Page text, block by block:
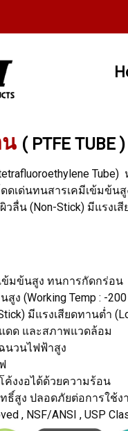
( PTFE TUBE )
เด่นทนสารเคมีเข้มข้นสู
ลื่น (Non-Stick) มีแรงเ
ข้มข้นสูง ทนการกัดกร่อน
ง (Working Temp : -200
มีแรงเสียดทานต่ำ
ดด และสภาพแวดล้อม
นวนไฟฟ้าสูง
ค้งงอได้ด้วยความร้อน
ธิ์สูง ปลอดภัยต่อการใช้
, NSF/ANSI , USP